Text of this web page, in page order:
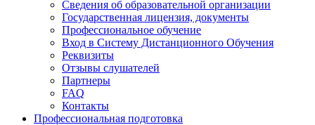
Сведения об образовательной организации
Государственная лицензия, документы
Профессиональное обучение
Вход в Систему Дистанционного Обучения
Реквизиты
Отзывы слушателей
Партнеры
FAQ
Контакты
Профессиональная подготовка